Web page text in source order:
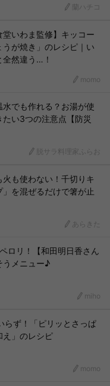
蘭ハチコ
いわま監修】キッコー
が焼き」のレシピ｜い
然違う…！
momo
でも作れる？お湯が使
い3つの注意点【防災
脱サラ料理家ふらお
火も使わない！千切りキ
を混ぜるだけで箸が止
あらきた
ロリ！【和田明日香さん
うメニュー♪
miho
らず！「ピリッとさっぱ
え」のレシピ
momo